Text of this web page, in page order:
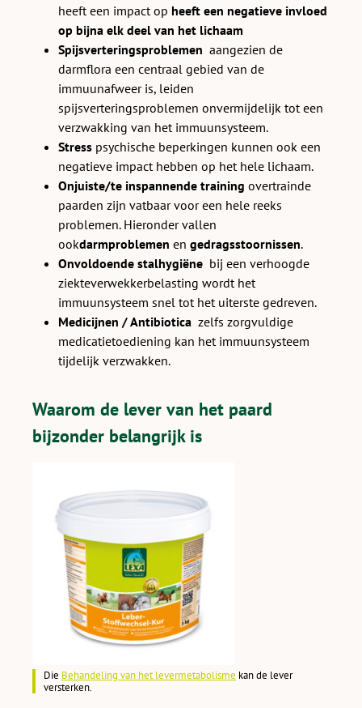
heeft een impact op heeft een negatieve invloed
op bijna elk deel van het lichaam
Spijsverteringsproblemen aangezien de
darmflora een centraal gebied van de
immuunafweer is, leiden
spijsverteringsproblemen onvermijdelijk tot een
verzwakking van het immuunsysteem.
Stress psychische beperkingen kunnen ook een
negatieve impact hebben op het hele lichaam.
Onjuiste/te inspannende training overtrainde
paarden zijn vatbaar voor een hele reeks
problemen. Hieronder vallen
ookdarmproblemen en gedragsstoornissen.
Onvoldoende stalhygiëne bij een verhoogde
ziekteverwekkerbelasting wordt het
immuunsysteem snel tot het uiterste gedreven.
Medicijnen / Antibiotica zelfs zorgvuldige
medicatietoediening kan het immuunsysteem
tijdelijk verzwakken.
Waarom de lever van het paard
bijzonder belangrijk is
Die Behandeling van het levermetabolisme kan de lever
versterken.